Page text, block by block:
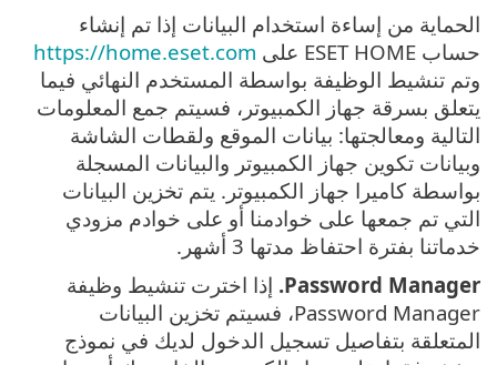
الحماية من إساءة استخدام البيانات إذا تم إنشاء
حساب ESET HOME على
https://home.eset.com
وتم تنشيط الوظيفة بواسطة المستخدم النهائي فيما
يتعلق بسرقة جهاز الكمبيوتر، فسيتم جمع المعلومات
التالية ومعالجتها: بيانات الموقع ولقطات الشاشة
وبيانات تكوين جهاز الكمبيوتر والبيانات المسجلة
بواسطة كاميرا جهاز الكمبيوتر. يتم تخزين البيانات
التي تم جمعها على خوادمنا أو على خوادم مزودي
خدماتنا بفترة احتفاظ مدتها 3 أشهر.
Password Manager. إذا اخترت تنشيط وظيفة
Password Manager، فسيتم تخزين البيانات
المتعلقة بتفاصيل تسجيل الدخول لديك في نموذج